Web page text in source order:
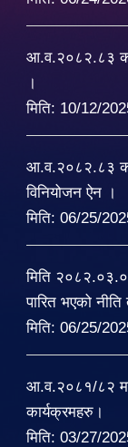
आ.व.२०८२.८३ को
।
मिति: 10/12/
आ.व.२०८२.८३ को
विनियोजन ऐन ।
मिति: 06/25/
मिति
पारित भएको
मिति: 06/25/
आ.व.२०८१/८२ मा
कार्यक्रमहरु।
मिति: 03/27/